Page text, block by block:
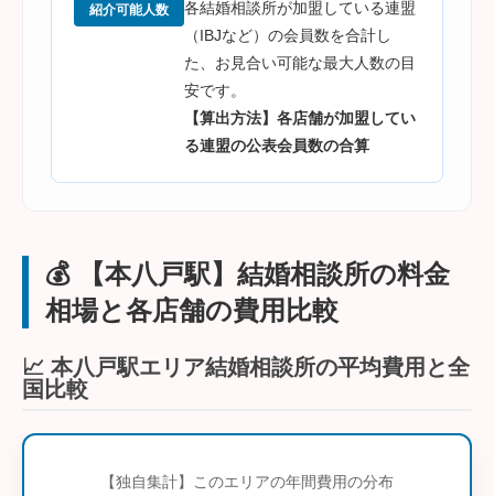
紹介可能人数
各結婚相談所が加盟している連盟
（IBJなど）の会員数を合計し
た、お見合い可能な最大人数の目
安です。
【算出方法】各店舗が加盟してい
る連盟の公表会員数の合算
💰 【本八戸駅】結婚相談所の料金
相場と各店舗の費用比較
📈 本八戸駅エリア結婚相談所の平均費用と全
国比較
【独自集計】このエリアの年間費用の分布